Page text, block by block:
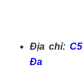
Địa chỉ:
Đa